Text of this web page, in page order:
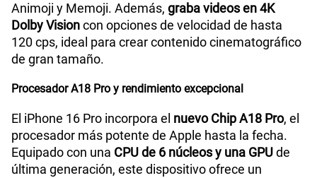
Animoji y Memoji. Además, graba videos en 4K
Dolby Visioncon opciones de velocidad de hasta
120 cps, ideal para crear contenido cinematográfico
de gran tamaño.
Procesador A18 Pro y rendimiento excepcional
El iPhone 16 Pro incorpora el nuevo Chip A18 Pro, el
procesador más potente de Apple hasta la fecha.
Equipado con una CPU de 6 núcleos y una GPUde
última generación, este dispositivo ofrece un